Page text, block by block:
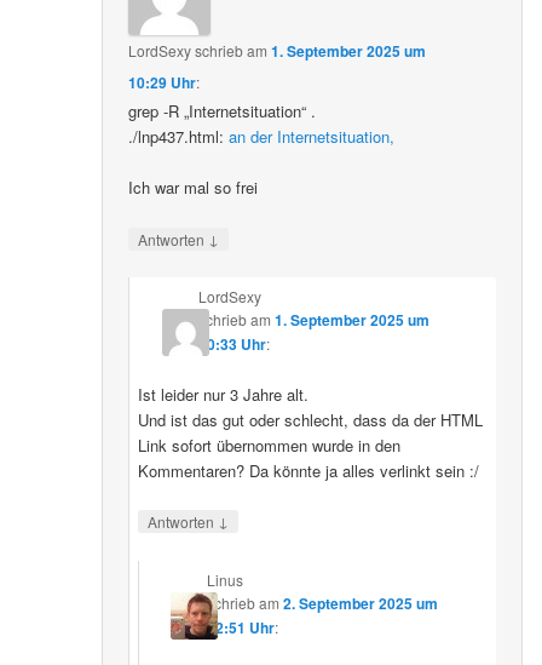
LordSexyschriebam1. September 2025 um
10:29 Uhr:
grep -R „Internetsituation“ .
./lnp437.html:an der Internetsituation,
Ich war mal so frei
Antworten ↓
LordSexy
schriebam 1. September 2025 um
10:33 Uhr:
Ist leider nur 3 Jahre alt.
Und ist das gut oder schlecht, dass da der HTML
Link sofort übernommen wurde in den
Kommentaren? Da könnte ja alles verlinkt sein :/
Antworten ↓
Linus
schriebam2. September 2025 um
12:51 Uhr: